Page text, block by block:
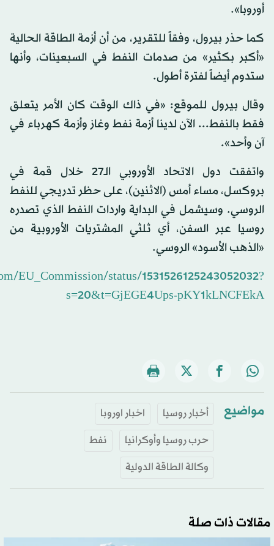
أوروبا».
كما حذر بيرول، وفقاً للتقرير، من أن أزمة الطاقة الحالية
«أكبر بكثير» من صدمات النفط في السبعينات، وأنها
ستدوم أيضاً لفترة أطول.
وقال بيرول للموقع: «في ذاك الوقت كان الأمر يتعلق
فقط بالنفط... الآن لدينا أزمة نفط وغاز وأزمة كهرباء في
آن وأحد».
واتفقت دول الاتحاد الأوروبي الـ27 خلال قمة في
بروكسل، مساء أمس (الاثنين)، على حظر تدريجي للنفط
الروسي. وسيشمل في البداية واردات النفط الذي تصدره
روسيا عبر السفن، أي ثلثي المشتريات الأوروبية من
«الذهب الأسود» الروسي.
EU_Commission/status/1531526125243052032?
s=20&t=GjEGE4Ups-pKY1kLNCFEkA
مواضيع أخبار روسيا
اخبار اوروبا
حرب روسيا وأوكرانيا
نفط
وكالة الطاقة الدولية
مقالات ذات صلة